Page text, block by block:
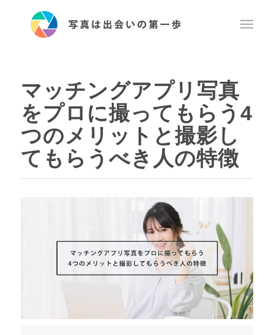
マッチングアプリ写真
をプロに撮ってもらう4
つのメリットと撮影し
てもらうべき人の特徴